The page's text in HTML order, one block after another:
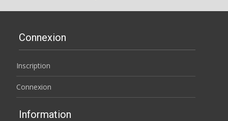
Connexion
Inscription
Connexion
Information